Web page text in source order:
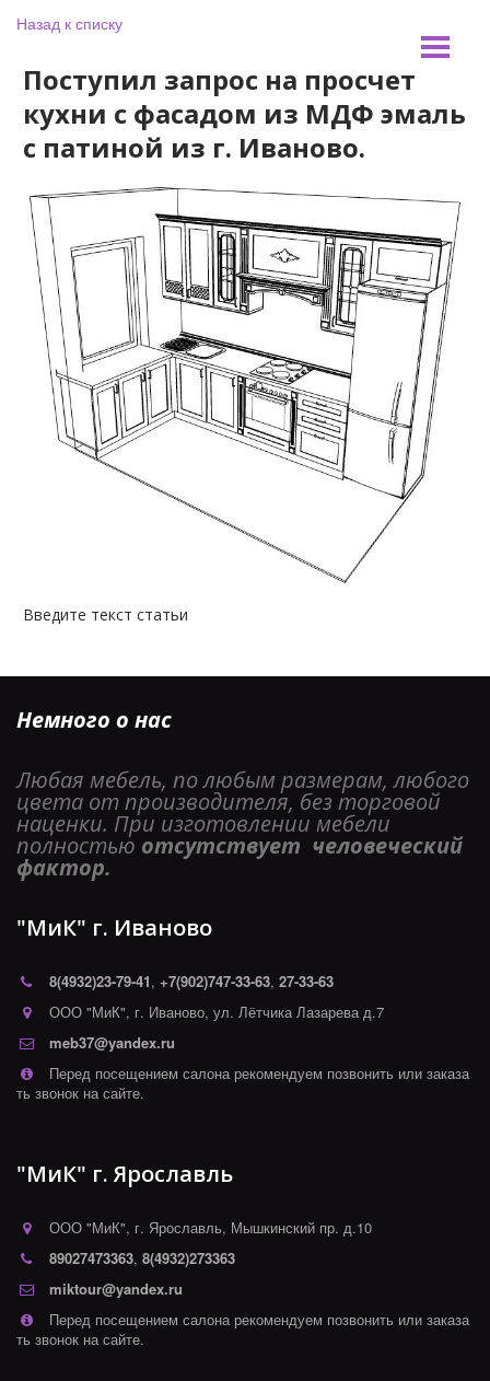
Назад к списку
Поступил запрос на просчет
кухни с фасадом из МДФ эмаль
с патиной из г. Иваново.
Введите текст статьи
Немного о нас
Любая мебель, по любым размерам, любого
цвета от производителя, без торговой
наценки. При изготовлении мебели
полностью отсутствует  человеческий
фактор.
"МиК" г. Иваново
8(4932)23-79-41, +7(902)747-33-63, 27-33-63
ООО "МиК", г. Иваново, ул. Лётчика Лазарева д.7
meb37@yandex.ru
Перед посещением салона рекомендуем позвонить или заказа
ть звонок на сайте.
"МиК" г. Ярославль
ООО "МиК", г. Ярославль, Мышкинский пр. д.10
89027473363, 8(4932)273363
miktour@yandex.ru
Перед посещением салона рекомендуем позвонить или заказа
ть звонок на сайте.